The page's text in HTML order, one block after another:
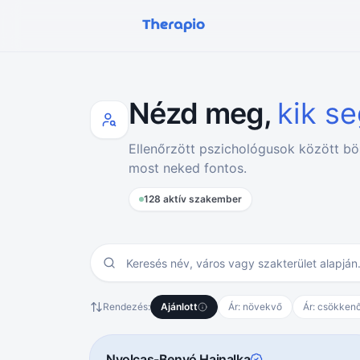
Nézd meg, kik
Ellenőrzött pszichológusok között
most neked fontos.
128 aktív szakember
Rendezés: Ajánlott Ár: növekvő Ár: